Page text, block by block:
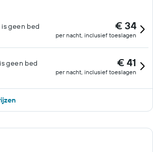
geen bed
€ 34
per nacht, inclusief toeslagen
geen bed
€ 41
per nacht, inclusief toeslagen